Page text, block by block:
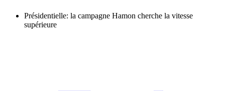
Présidentielle: la campagne Hamon cherche la vitesse
supérieure